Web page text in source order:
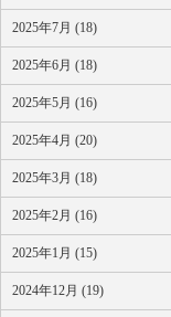
2025年7月 (18)
2025年6月 (18)
2025年5月 (16)
2025年4月 (20)
2025年3月 (18)
2025年2月 (16)
2025年1月 (15)
2024年12月 (19)